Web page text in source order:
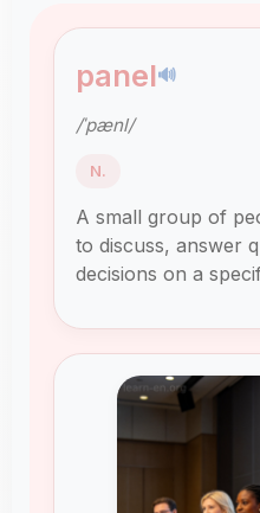
panel🔊
/ˈpænl/
N.
A small group of
to discuss, answer
decisions on a